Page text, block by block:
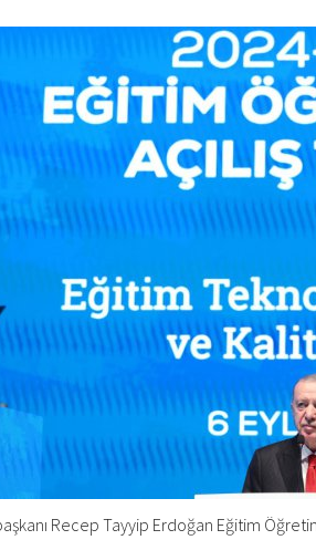
Recep Tayyip Erdoğan Eğitim Öğretim